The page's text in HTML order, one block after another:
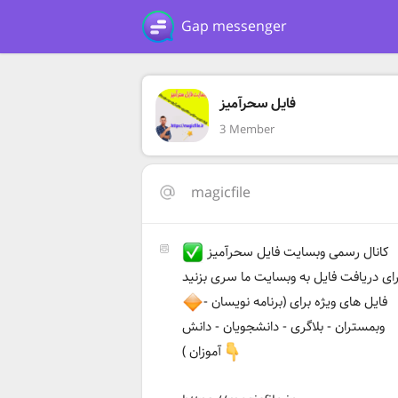
Gap messenger
فایل سحرآمیز
3 Member
magicfile
کانال رسمی وبسایت فایل سحرآمیز
دریافت فایل به وبسایت ما سری بزنید
فایل های ویژه برای (برنامه نویسان -
وبمستران - بلاگری - دانشجویان - دانش
آموزان )